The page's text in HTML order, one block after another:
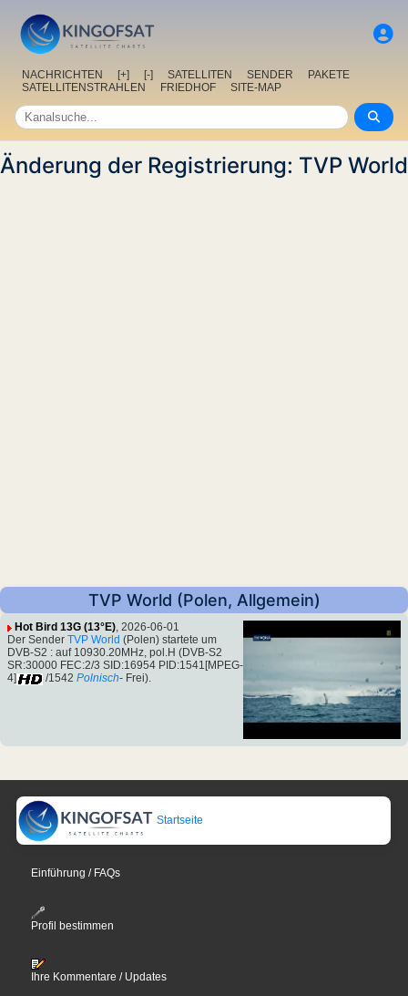
NACHRICHTEN [+] [-] SATELLITEN SENDER
PAKETE
SATELLITENSTRAHLEN
FRIEDHOF SITE-MAP
Änderung der Registrierung: TVP World
TVP World (Polen, Allgemein)
Hot Bird 13G (13°E), 2026-06-01
Der Sender TVP World (Polen) startete um
DVB-S2 : auf 10930.20MHz, pol.H (DVB-S2
SR:30000 FEC:2/3 SID:16954 PID:1541[MPEG-
4]
/1542 Polnisch- Frei).
Startseite
Einführung / FAQs
Profil bestimmen
Ihre Kommentare / Updates